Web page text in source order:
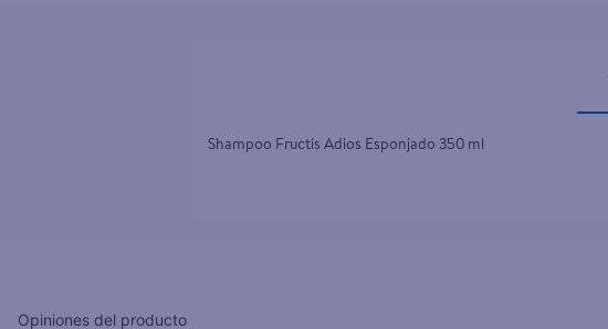
Shampoo Fructis Adios Esponjado 350 ml